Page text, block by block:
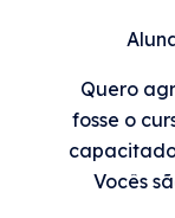
Quero
fosse o
Vocês